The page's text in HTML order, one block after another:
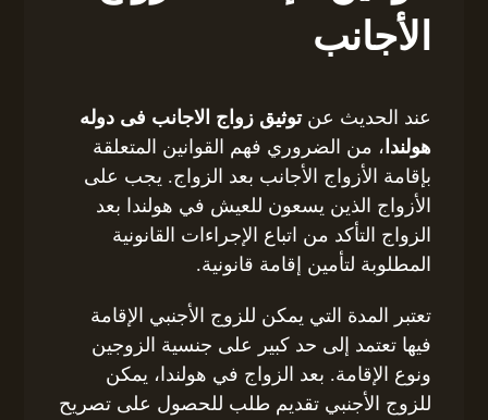
الأجانب
عند الحديث عنتوثيق زواج الاجانب فى دوله
هولندا ، من الضروري فهم القوانين المتعلقة
بإقامة الأزواج الأجانب بعد الزواج. يجب على
الأزواج الذين يسعون للعيش في هولندا بعد
الزواج التأكد من اتباع الإجراءات القانونية
المطلوبة لتأمين إقامة قانونية.
تعتبر المدة التي يمكن للزوج الأجنبي الإقامة
فيها تعتمد إلى حد كبير على جنسية الزوجين
ونوع الإقامة. بعد الزواج في هولندا، يمكن
للزوج الأجنبي تقديم طلب للحصول على تصريح